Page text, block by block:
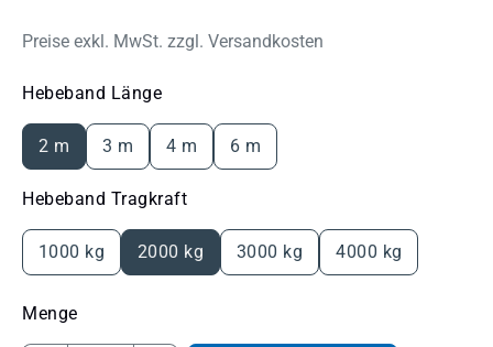
Preise exkl. MwSt. zzgl. Versandkosten
Hebeband Längeauswählen
2 m 3 m 4 m 6 m
Hebeband Tragkraftauswählen
1000 kg 2000 kg 3000 kg 4000 kg